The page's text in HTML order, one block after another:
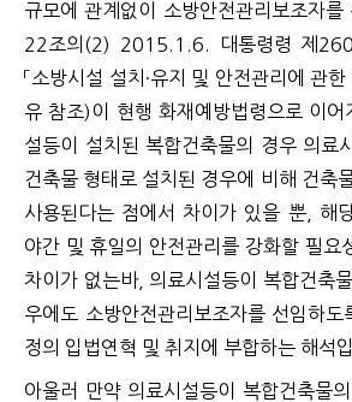
규모에 관계없이 소방안전관리보조자를
22조의(2) 2015.1.6. 대통령령 제
「소방시설 설치·유지 및 안전관리에 관한
유 참조)이 현행 화재예방법령으로 이어
설등이 설치된 복합건축물의 경우 의료
건축물 형태로 설치된 경우에 비해 건축
사용된다는 점에서 차이가 있을 뿐, 해
야간 및 휴일의 안전관리를 강화할 필요
차이가 없는바, 의료시설등이 복합건축
우에도 소방안전관리보조자를 선임하
정의 입법연혁 및 취지에 부합하는 해석
아울러 만약 의료시설등이 복합건축물